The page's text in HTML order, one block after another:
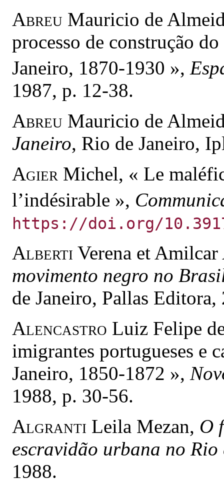
Abreu Mauricio de
processo de construção
Janeiro, 1870-1930 »,
1987, p. 12-38.
Abreu Mauricio de
Janeiro, Rio de Janeiro,
Agier Michel, « Le
l’indésirable »,
https://doi.org/
Alberti Verena et
movimento negro no
de Janeiro, Pallas Editora,
Alencastro Luiz Felipe
imigrantes portugueses e
Janeiro, 1850-1872 »,
1988, p. 30-56.
Algranti Leila Mezan, O
escravidão urbana no Rio
1988.